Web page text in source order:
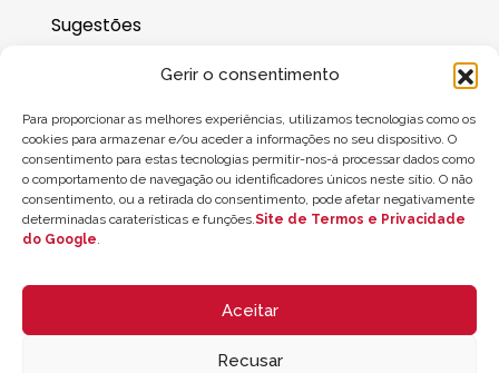
Gerir o consentimento
Para proporcionar as melhores experiências, utilizamos tecnologias como os
cookies para armazenar e/ou aceder a informações no seu dispositivo. O
consentimento para estas tecnologias permitir-nos-á processar dados como
o comportamento de navegação ou identificadores únicos neste sítio. O não
consentimento, ou a retirada do consentimento, pode afetar negativamente
determinadas caraterísticas e funções.Site de Termos e Privacidade
do Google.
Aceitar
Recusar
Sugestões
Onde nos encontrar